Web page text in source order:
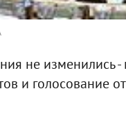
не изменились
и голосование